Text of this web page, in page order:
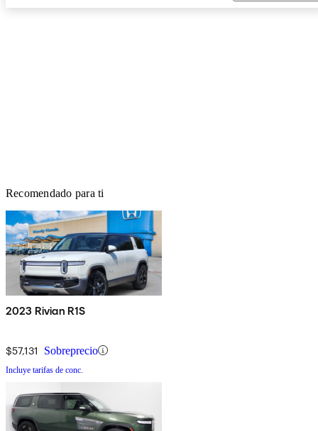
Recomendado para ti
2023 Rivian R1S
$57,131 Sobreprecio
Incluye tarifas de conc.